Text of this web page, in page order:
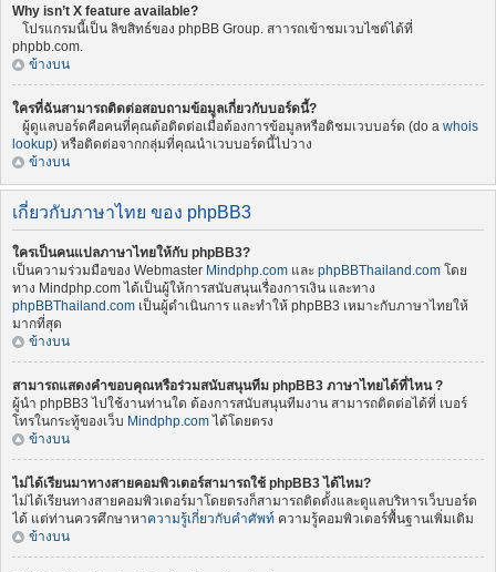
Why isn’t X feature available?
โปรแกรมนี้เป็น ลิขสิทธ์ของ phpBB Group. สาารถเข้าชมเวบไซต์ได้ที่
phpbb.com.
ข้างบน
ใครที่ฉันสามารถติดต่อสอบถามข้อมูลเกี่ยวกับบอร์ดนี้?
ผู้ดูแลบอร์ดคือคนที่คุณต้อติดต่อเมื่อต้องการข้อมูลหรือติชมเวบบอร์ด (do a whois
lookup) หรือติดต่อจากกลุ่มที่คุณนำเวบบอร์ดนี้ไปวาง
ข้างบน
เกี่ยวกับภาษาไทย ของ phpBB3
ใครเป็นคนแปลภาษาไทยให้กับ phpBB3?
เป็นความร่วมมือของ Webmaster Mindphp.com และ phpBBThailand.com โดย
ทาง Mindphp.com ได้เป็นผู้ให้การสนับสนุนเรื่องการเงิน และทาง
phpBBThailand.com เป็นผู้ดำเนินการ และทำให้ phpBB3 เหมาะกับภาษาไทยให้
มากที่สุด
ข้างบน
สามารถแสดงคำขอบคุณหรือร่วมสนับสนุนทีม phpBB3 ภาษาไทยได้ที่ไหน ?
ผู้นำ phpBB3 ไปใช้งานท่านใด ต้องการสนับสนุนทีมงาน สามารถติดต่อได้ที่ เบอร์
โทรในกระทู้ของเว็บ Mindphp.com ได้โดยตรง
ข้างบน
ไม่ได้เรียนมาทางสายคอมพิวเตอร์สามารถใช้ phpBB3 ได้ไหม?
ไม่ได้เรียนทางสายคอมพิวเตอร์มาโดยตรงก็สามารถติดตั้งและดูแลบริหารเว็บบอร์ด
ได้ แต่ท่านควรศึกษาหาความรู้เกี่ยวกับคำศัพท์ ความรู้คอมพิวเตอร์พื้นฐานเพิ่มเติม
ข้างบน